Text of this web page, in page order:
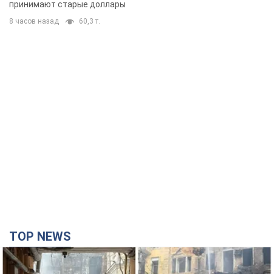
Российская армия совершила массированную
атаку на Одессу: горела историческая часть
города, есть пострадавшие. Фото и видео